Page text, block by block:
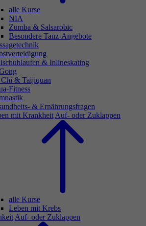
alle Kurse
NIA
Zumba & Salsarobic
Besondere Tanz-Angebote
& Inlineskating
& Taijiquan
Fitness
& Ernährungsfragen
mit Krankheit Auf- oder Zuklappen
alle Kurse
Leben mit Krebs
Auf- oder Zuklappen